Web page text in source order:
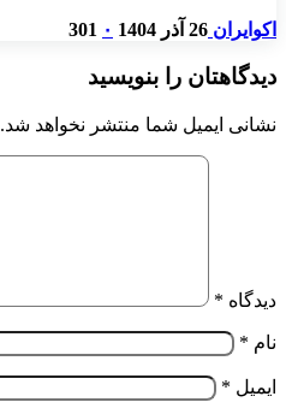
اکوایران 26 آذر 1404 ۰ 301
دیدگاهتان را بنویسید
نشانی ایمیل شما منتشر نخواهد شد.
دیدگاه *
نام *
ایمیل *